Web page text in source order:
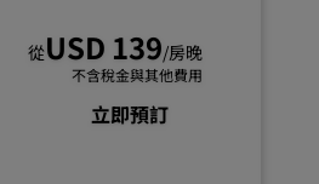
從USD 139/房晚
不含稅金與其他費用
立即預訂